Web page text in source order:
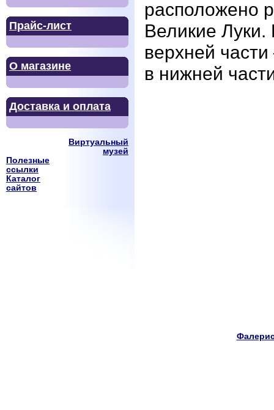
Прайс-лист
О магазине
Доставка и оплата
Виртуальный
музей
Полезные
ссылки
Каталог
сайтов
расположено
Великие
верхней
в нижней